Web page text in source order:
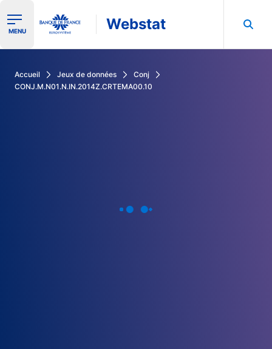
Ouvrir le menu de navigation
MENU Webstat
Accueil Jeux de données
Conj
CONJ.M.N01.N.IN.2014Z.CRTEMA00.10